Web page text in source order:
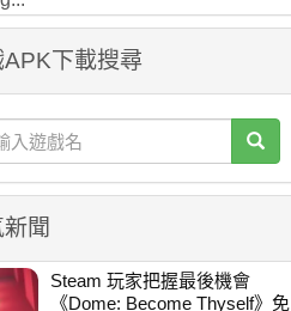
下載搜尋
聞
Steam 玩家把握最後機會
《Dome: Become Thyself》免